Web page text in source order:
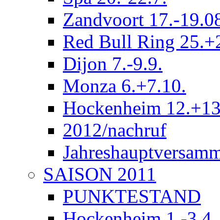
Zandvoort 17.-
Red Bull Ring
Dijon 7.-9.9.
Monza 6.+7.10.
Hockenheim
2012/nachruf
SAISON 2011
PUNKTESTAND